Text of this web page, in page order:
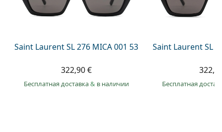
Persol
Все бренды
Saint Laurent SL 276 MICA 001 53
322,90 €
Бесплатная доставка& в наличии
Saint Laurent SL
Бесплатная